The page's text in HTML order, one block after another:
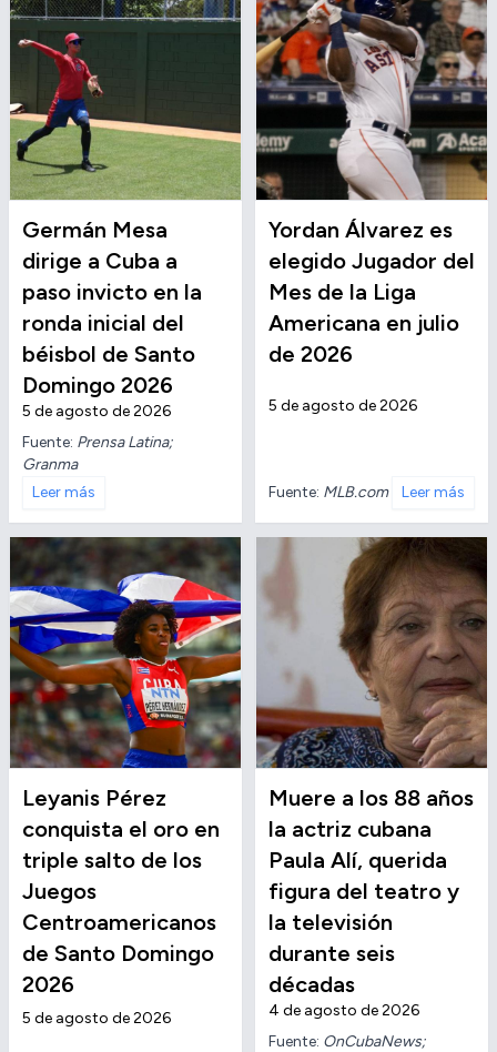
Germán Mesa
dirige a Cuba a
paso invicto en la
ronda inicial del
béisbol de Santo
Domingo 2026
5 de agosto de 2026
Fuente: Prensa Latina;
Granma
Leer más
Yordan Álvarez es
elegido Jugador del
Mes de la Liga
Americana en julio
de 2026
5 de agosto de 2026
Fuente: MLB.com Leer más
Leyanis Pérez
conquista el oro en
triple salto de los
Juegos
Centroamericanos
de Santo Domingo
2026
5 de agosto de 2026
Muere a los 88 años
la actriz cubana
Paula Alí, querida
figura del teatro y
la televisión
durante seis
décadas
4 de agosto de 2026
Fuente: OnCubaNews;